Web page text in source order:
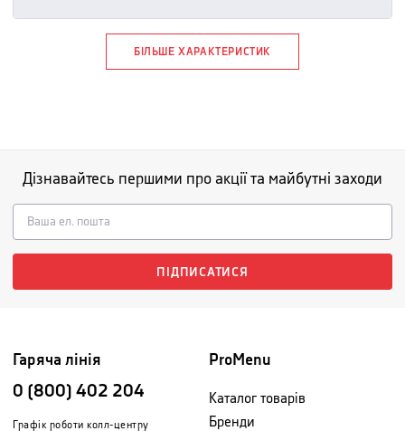
БІЛЬШЕ ХАРАКТЕРИСТИК
Дізнавайтесь першими про акції та майбутні заходи
ПІДПИСАТИСЯ
Гаряча лінія
0 (800) 402 204
Графік роботи колл-центру
ProMenu
Каталог товарів
Бренди